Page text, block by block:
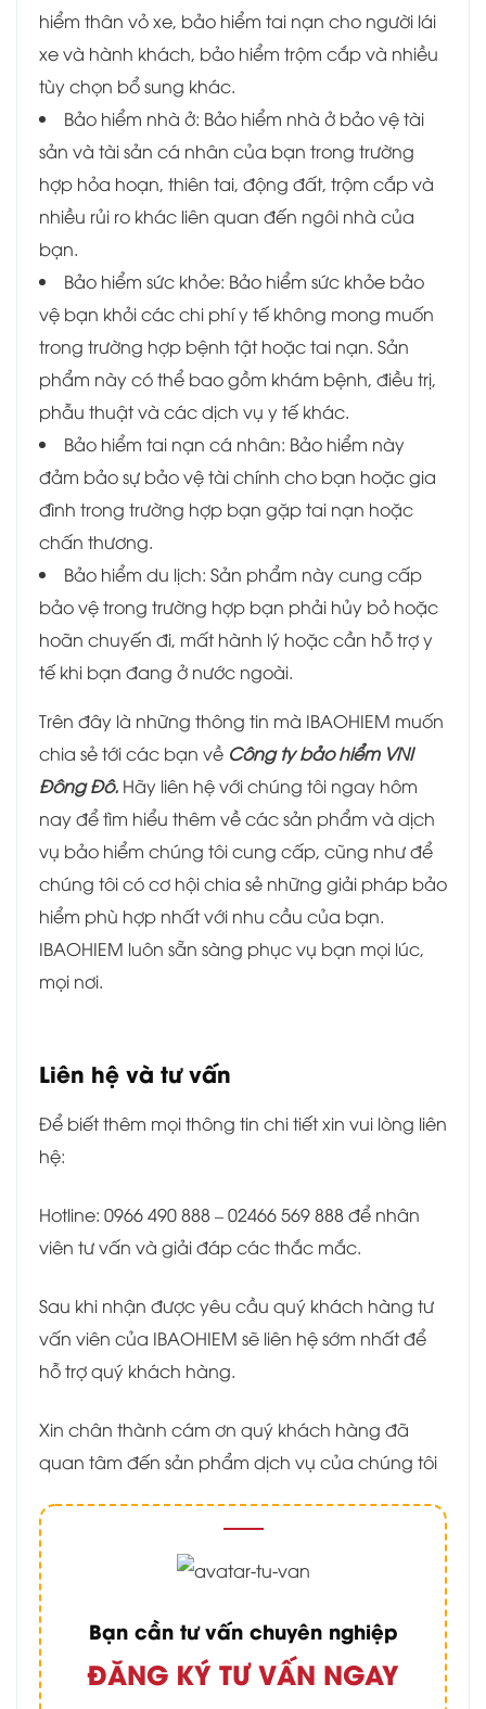
hiểm thân vỏ xe, bảo hiểm tai nạn cho người lái
xe và hành khách, bảo hiểm trộm cắp và nhiều
tùy chọn bổ sung khác.
Bảo hiểm nhà ở: Bảo hiểm nhà ở bảo vệ tài
sản và tài sản cá nhân của bạn trong trường
hợp hỏa hoạn, thiên tai, động đất, trộm cắp và
nhiều rủi ro khác liên quan đến ngôi nhà của
bạn.
Bảo hiểm sức khỏe: Bảo hiểm sức khỏe bảo
vệ bạn khỏi các chi phí y tế không mong muốn
trong trường hợp bệnh tật hoặc tai nạn. Sản
phẩm này có thể bao gồm khám bệnh, điều trị,
phẫu thuật và các dịch vụ y tế khác.
Bảo hiểm tai nạn cá nhân: Bảo hiểm này
đảm bảo sự bảo vệ tài chính cho bạn hoặc gia
đình trong trường hợp bạn gặp tai nạn hoặc
chấn thương.
Bảo hiểm du lịch: Sản phẩm này cung cấp
bảo vệ trong trường hợp bạn phải hủy bỏ hoặc
hoãn chuyến đi, mất hành lý hoặc cần hỗ trợ y
tế khi bạn đang ở nước ngoài.
Trên đây là những thông tin mà IBAOHIEM muốn
chia sẻ tới các bạn về Công ty bảo hiểm VNI
Đông Đô. Hãy liên hệ với chúng tôi ngay hôm
nay để tìm hiểu thêm về các sản phẩm và dịch
vụ bảo hiểm chúng tôi cung cấp, cũng như để
chúng tôi có cơ hội chia sẻ những giải pháp bảo
hiểm phù hợp nhất với nhu cầu của bạn.
IBAOHIEM luôn sẵn sàng phục vụ bạn mọi lúc,
mọi nơi.
Liên hệ và tư vấn
Để biết thêm mọi thông tin chi tiết xin vui lòng liên
hệ:
Hotline: 0966 490 888 – 02466 569 888 để nhân
viên tư vấn và giải đáp các thắc mắc.
Sau khi nhận được yêu cầu quý khách hàng tư
vấn viên của IBAOHIEM sẽ liên hệ sớm nhất để
hỗ trợ quý khách hàng.
Xin chân thành cám ơn quý khách hàng đã
quan tâm đến sản phẩm dịch vụ của chúng tôi
Bạn cần tư vấn chuyên nghiệp
ĐĂNG KÝ TƯ VẤN NGAY